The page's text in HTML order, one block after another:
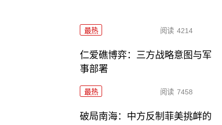
最热 阅读 4214
仁爱礁博弈：三方战略意图与军
事部署
最热 阅读 7458
破局南海：中方反制菲美挑衅的